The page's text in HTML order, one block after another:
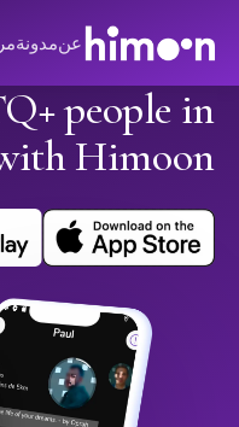
عنمدونة
people in
Himoon